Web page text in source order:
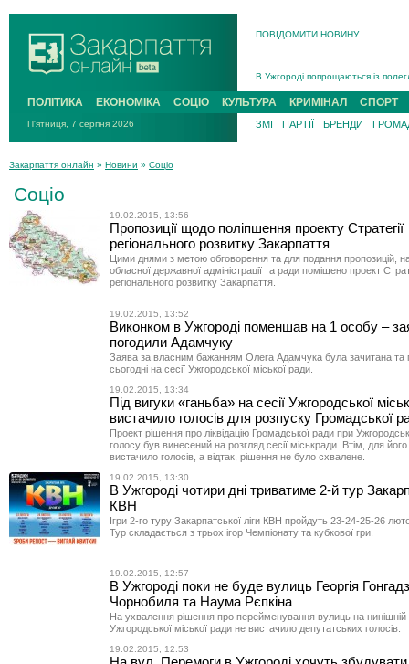
ПОВІДОМИТИ НОВИНУ
В Ужгороді попрощаються із
В Ужгороді 5 серпня
Підтвердили загибель
На війні з рф поліг військовий з
ПОЛІТИКА ЕКОНОМІКА СОЦІО КУЛЬТУРА КРИМІНАЛ СПОРТ
П'ятниця, 7 серпня 2026 ЗМІ ПАРТІЇ БРЕНДИ
Закарпаття онлайн » Новини » Соціо
Соціо
19.02.2015, 13:56
Пропозиції щодо поліпшення проекту Стратегії
регіонального розвитку Закарпаття
Цими днями з метою обговорення та для подання пропозицій,
обласної державної адміністрації та ради поміщено проект
регіонального розвитку Закарпаття.
19.02.2015, 13:52
Виконком в Ужгороді поменшав на 1 особу –
погодили Адамчуку
Заява за власним бажанням Олега Адамчука була зачитана та
сьогодні на сесії Ужгородської міської ради.
19.02.2015, 13:34
Під вигуки «ганьба» на сесії Ужгородської
вистачило голосів для розпуску Громадської
Проект рішення про ліквідацію Громадської ради при
голосу був винесений на розгляд сесії міськради. Втім, для
вистачило голосів, а відтак, рішення не було схвалене.
19.02.2015, 13:30
В Ужгороді чотири дні триватиме 2-й тур
КВН
Ігри 2-го туру Закарпатської ліги КВН пройдуть 23-24-25-26
Тур складається з трьох ігор Чемпіонату та кубкової гри.
19.02.2015, 12:57
В Ужгороді поки не буде вулиць Георгія
Чорнобиля та Наума Рєпкіна
На ухвалення рішення про перейменування вулиць на нинішній
Ужгородської міської ради не вистачило депутатських голосів.
19.02.2015, 12:53